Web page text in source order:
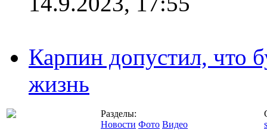
Карпин допустил, что
жизнь
Разделы:
Новости Фото Видео